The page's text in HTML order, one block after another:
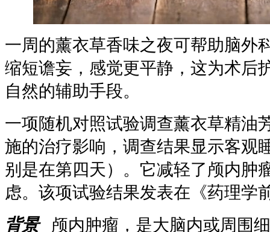
一周的薰衣草香味之夜可帮助脑外
缩短谵妄，感觉更平静，这为术后
自然的辅助手段。
一项随机对照试验调查薰衣草精油
施的治疗影响，调查结果显示客观
别是在第四天）。它减轻了颅内肿
虑。该项试验结果发表在《药理学
背景 颅内肿瘤，是大脑内或周围